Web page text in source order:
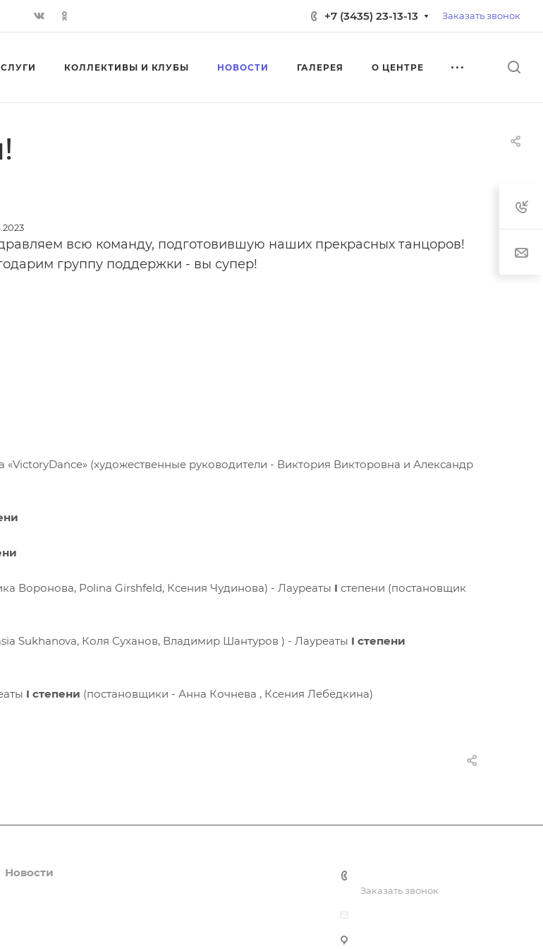
+7 (3435) 23-13-13 Заказать звонок
КОЛЛЕКТИВЫ И КЛУБЫ НОВОСТИ ГАЛЕРЕЯ О ЦЕНТРЕ
всю команду, подготовившую наших прекрасных танцоров!
группу поддержки - вы супер!
«VictoryDance» (художественные руководители - Виктория Викторовна и Александр
Воронова, Polina Girshfeld, Ксения Чудинова) - Лауреаты I степени (постановщик
Sukhanova, Коля Суханов, Владимир Шантуров ) - Лауреаты I степени
I степени (постановщики - Анна Кочнева , Ксения Лебёдкина)
Новости
Заказать звонок